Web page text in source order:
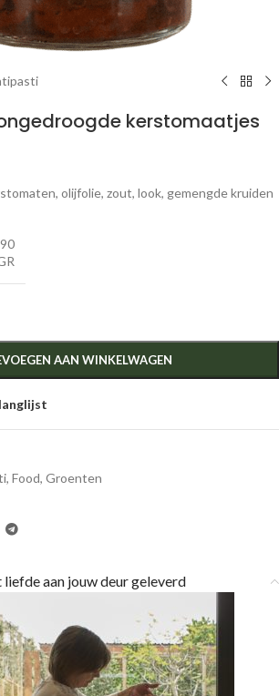
kerstomaatjes
olijfolie, zout, look, gemengde kruiden
AAN WINKELWAGEN
, Food, Groenten
aan jouw deur geleverd